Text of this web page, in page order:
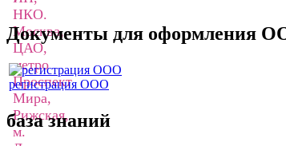
Документы для оформления
регистрация ООО
база знаний